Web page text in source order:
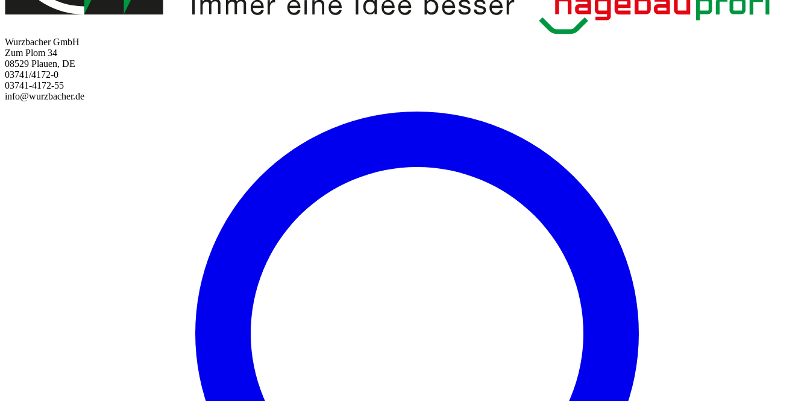
Wurzbacher GmbH
Zum Plom 34
08529 Plauen, DE
03741/4172-0
03741-4172-55
info@wurzbacher.de